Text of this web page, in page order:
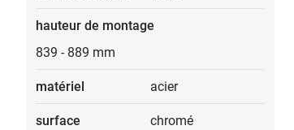
hauteur de montage
839 - 889 mm
matériel acier
surface chromé